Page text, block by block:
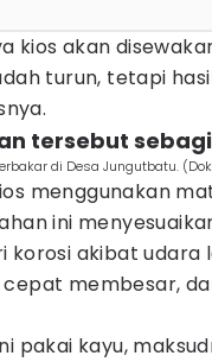
kios akan
turun, tetapi
tersebut
di Desa Jungutbatu.
menggunakan
ini
korosi akibat udara
membesar,
pakai kayu,